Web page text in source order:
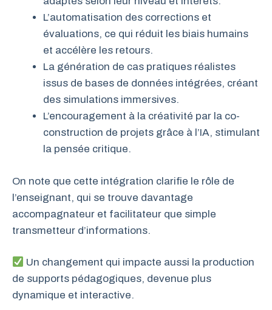
L’automatisation des corrections et
évaluations, ce qui réduit les biais humains
et accélère les retours.
La génération de cas pratiques réalistes
issus de bases de données intégrées, créant
des simulations immersives.
L’encouragement à la créativité par la co-
construction de projets grâce à l’IA, stimulant
la pensée critique.
On note que cette intégration clarifie le rôle de
l’enseignant, qui se trouve davantage
accompagnateur et facilitateur que simple
transmetteur d’informations.
Un changement qui impacte aussi la production
de supports pédagogiques, devenue plus
dynamique et interactive.